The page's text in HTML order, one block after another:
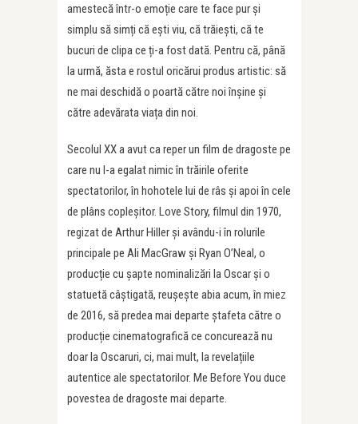
amestecă într-o emoție care te face pur și
simplu să simți că ești viu, că trăiești, că te
bucuri de clipa ce ți-a fost dată. Pentru că, până
la urmă, ăsta e rostul oricărui produs artistic: să
ne mai deschidă o poartă către noi înșine și
către adevărata viața din noi.
Secolul XX a avut ca reper un film de dragoste pe
care nu l-a egalat nimic în trăirile oferite
spectatorilor, în hohotele lui de râs și apoi în cele
de plâns copleșitor. Love Story, filmul din 1970,
regizat de Arthur Hiller și avându-i în rolurile
principale pe Ali MacGraw și Ryan O’Neal, o
producție cu șapte nominalizări la Oscar și o
statuetă câștigată, reușește abia acum, în miez
de 2016, să predea mai departe ștafeta către o
producție cinematografică ce concurează nu
doar la Oscaruri, ci, mai mult, la revelațiile
autentice ale spectatorilor. Me Before You duce
povestea de dragoste mai departe.